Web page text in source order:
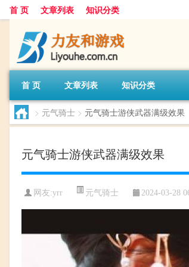
首 页 文章列表 知识分类
首 页 文章列表 知识分类
> 元气骑士 > 元气骑士游侠武器满级效果
元气骑士游侠武器满级效果
网友:yrr 元气骑士 2024-03-28